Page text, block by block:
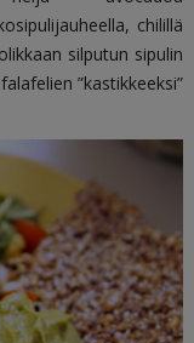
chilillä
silputun sipulin
”kastikkeeksi”